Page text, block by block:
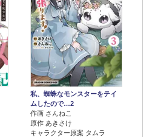
私、蜘蛛なモンスターをテイ
ムしたので…2
作画 さんねこ
原作 あきさけ
キャラクター原案 タムラ